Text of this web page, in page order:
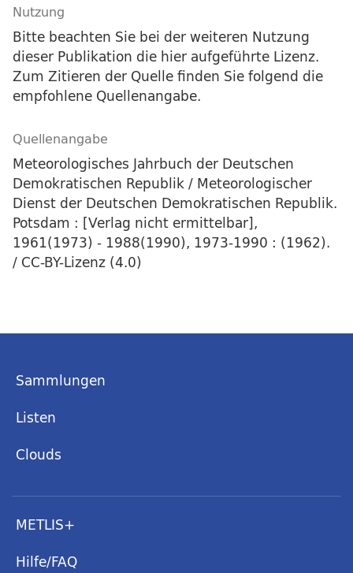
Nutzung
Bitte beachten Sie bei der weiteren Nutzung
dieser Publikation die hier aufgeführte Lizenz.
Zum Zitieren der Quelle finden Sie folgend die
empfohlene Quellenangabe.
Quellenangabe
Meteorologisches Jahrbuch der Deutschen
Demokratischen Republik / Meteorologischer
Dienst der Deutschen Demokratischen Republik.
Potsdam : [Verlag nicht ermittelbar],
1961(1973) - 1988(1990), 1973-1990 : (1962).
/ CC-BY-Lizenz (4.0)
Sammlungen
Listen
Clouds
METLIS+
Hilfe/FAQ